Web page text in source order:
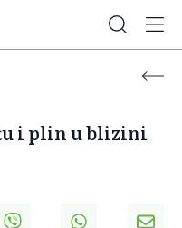
i plin u blizini